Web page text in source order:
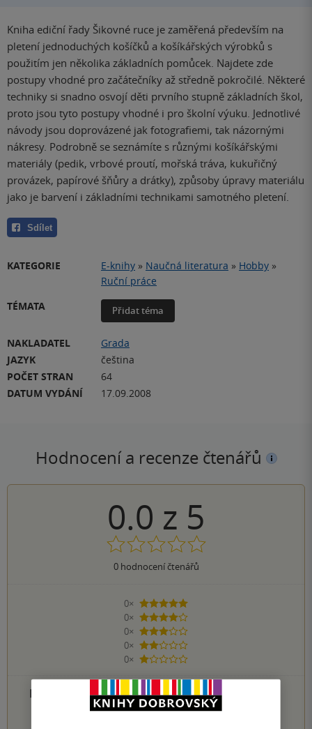
Kniha ediční řady Šikovné ruce je zaměřená především na
pletení jednoduchých košíčků a košíkářských výrobků s
použitím jen několika základních pomůcek. Najdete zde
postupy vhodné pro začátečníky až středně pokročilé. Některé
techniky si snadno osvojí děti prvního stupně základních škol,
proto jsou tyto postupy vhodné i pro školní výuku. Jednotlivé
návody jsou doprovázené jak fotografiemi, tak názornými
nákresy. Podrobně se seznámíte s různými košíkářskými
materiály (pedik, vrbové proutí, mořská tráva, kukuřičný
provázek, papírové šňůry a drátky), způsoby úpravy materiálu
jako je barvení i základními technikami samotného pletení.
Sdílet
KATEGORIE E-knihy » Naučná literatura » Hobby »
Ruční práce
TÉMATA
Přidat téma
NAKLADATEL
Grada
JAZYK
čeština
POČET STRAN
64
DATUM VYDÁNÍ
17.09.2008
Hodnocení a recenze čtenářů
0.0 z 5
0hodnocení čtenářů
0×
5 hvězdiček
0×
4 hvězdičky
0×
3 hvězdičky
0×
2 hvězdičky
0×
1 hvezdička
PŘIDEJTE SVÉ HODNOCENÍ PRODUKTU